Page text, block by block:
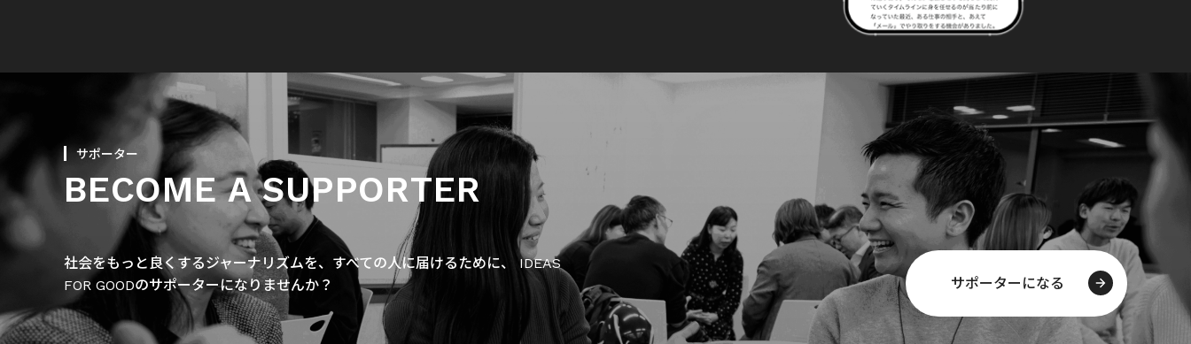
サポーター
BECOME A SUPPORTER
社会をもっと良くするジャーナリズムを、すべての人に届けるために、 IDEAS
FOR GOODのサポーターになりませんか？
サポーターになる